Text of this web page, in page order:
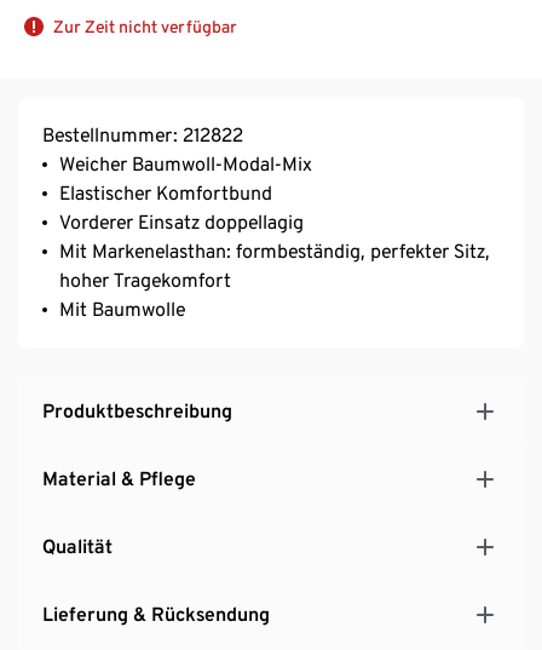
Zur Zeit nicht verfügbar
Bestellnummer: 212822
Weicher Baumwoll-Modal-Mix
Elastischer Komfortbund
Vorderer Einsatz doppellagig
Mit Markenelasthan: formbeständig, perfekter Sitz,
hoher Tragekomfort
Mit Baumwolle
Produktbeschreibung
Material & Pflege
Qualität
Lieferung & Rücksendung